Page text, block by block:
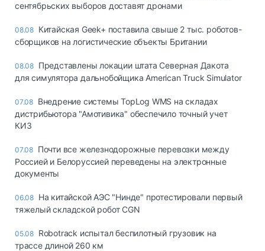
сентябрьских выборов доставят дронами
08.08 Китайская Geek+ поставила свыше 2 тыс. роботов-
сборщиков на логистические объекты Британии
08.08 Представлены локации штата Северная Дакота
для симулятора дальнобойщика American Truck Simulator
07.08 Внедрение системы TopLog WMS на складах
дистрибьютора "Амотивика" обеспечило точный учет
КИЗ
07.08 Почти все железнодорожные перевозки между
Россией и Белоруссией переведены на электронные
документы
06.08 На китайской АЭС "Нинде" протестировали первый
тяжелый складской робот CGN
05.08 Robotrack испытал беспилотный грузовик на
трассе длиной 260 км